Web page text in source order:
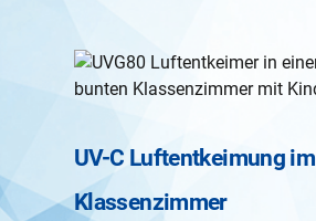
UV-C Luftentkeimung im
Klassenzimmer